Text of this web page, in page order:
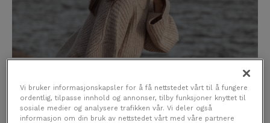
Vakker og frisk hud med nærende ansiktsvann som
holder huden fuktig, glatt og frisk av glød får du
med HOHDE Ansiktsvann.
Vi bruker informasjonskapsler for å få nettstedet vårt til å fungere
ordentlig, tilpasse innhold og annonser, tilby funksjoner knyttet til
sosiale medier og analysere trafikken vår. Vi deler også
informasjon om din bruk av nettstedet vårt med våre partnere